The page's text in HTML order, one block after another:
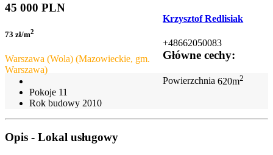
45 000 PLN
73 zł/m2
Warszawa (Wola) (Mazowieckie, gm.
Warszawa)
Krzysztof Redlisiak
+48662050083
Główne cechy:
Powierzchnia620m2
Pokoje 11
Rok budowy 2010
Opis - Lokal usługowy